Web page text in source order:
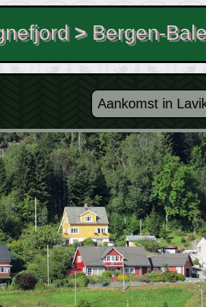
> Bergen-
Aankomst in